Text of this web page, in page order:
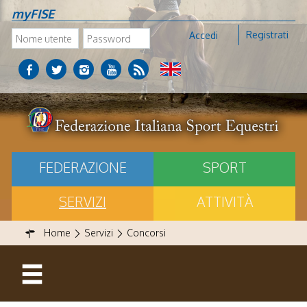
myFISE
Accedi Registrati
FEDERAZIONE
SPORT
SERVIZI
ATTIVITÀ
Home Servizi Concorsi